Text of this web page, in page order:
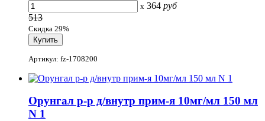
x 364 руб
513
Скидка 29%
Артикул: fz-1708200
Орунгал р-р д/внутр прим-я 10мг/мл 150 мл
N 1